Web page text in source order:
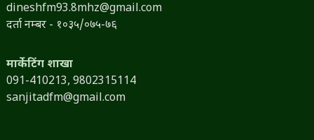
dineshfm93.8mhz@gmail.com
दर्ता नम्बर - १०३५/०७५-७६
मार्केटिंग शाखा
091-410213, 9802315114
sanjitadfm@gmail.com